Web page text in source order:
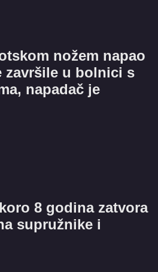
nožem napao
završile u bolnici s
napadač je
8 godina zatvora
supružnike i